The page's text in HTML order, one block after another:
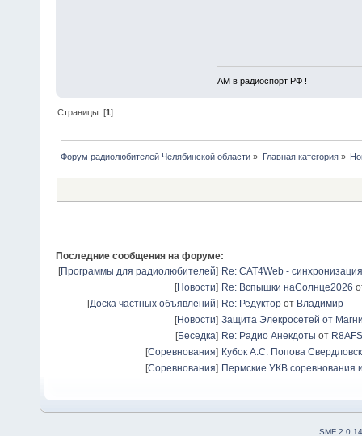
АМ в радиоспорт РФ !
Страницы: [1]
Форум радиолюбителей Челябинской области » Главная категория»
Последние сообщения на форуме:
[Программы для радиолюбителей] Re: CAT4Web -
[Новости] Re: Вспышки наСолнце2026
[Доска частных объявлений] Re: Редуктор от Владимир
[Новости] Защита Элекросетей от
[Беседка] Re: Радио Анекдоты от R8AFS
[Соревнования] Кубок А.С. Попова
[Соревнования] Пермские УКВ соревнования
SMF 2.0.14